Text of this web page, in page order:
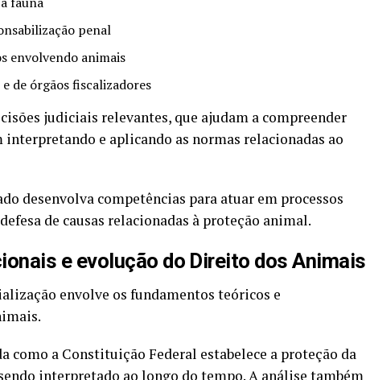
penal
envolvendo animais
de órgãos fiscalizadores
judiciais relevantes, que ajudam a compreender
e aplicando as normas relacionadas ao
desenvolva competências para atuar em processos
de causas relacionadas à proteção animal.
e evolução do Direito dos Animais
envolve os fundamentos teóricos e
como a Constituição Federal estabelece a proteção da
interpretado ao longo do tempo. A análise também